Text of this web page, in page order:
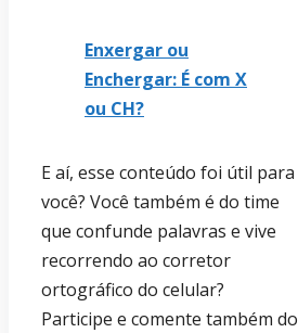
Enxergar ou
Enchergar: É com X
ou CH?
E aí, esse conteúdo foi útil para
você? Você também é do time
que confunde palavras e vive
recorrendo ao corretor
ortográfico do celular?
Participe e comente também do